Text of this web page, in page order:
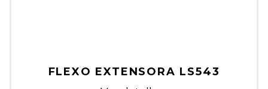
FLEXO EXTENSORA LS543